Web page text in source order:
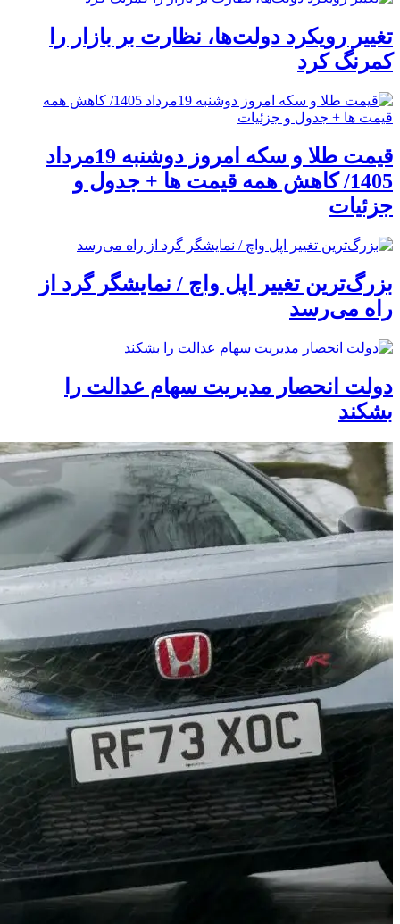
تغییر رویکرد دولت‌ها، نظارت بر بازار را
کمرنگ کرد
قیمت طلا و سکه امروز دوشنبه 19مرداد
1405/ کاهش همه قیمت ها + جدول و
جزئیات
بزرگ‌ترین تغییر اپل واچ / نمایشگر گرد از
راه می‌رسد
دولت انحصار مدیریت سهام عدالت را
بشکند